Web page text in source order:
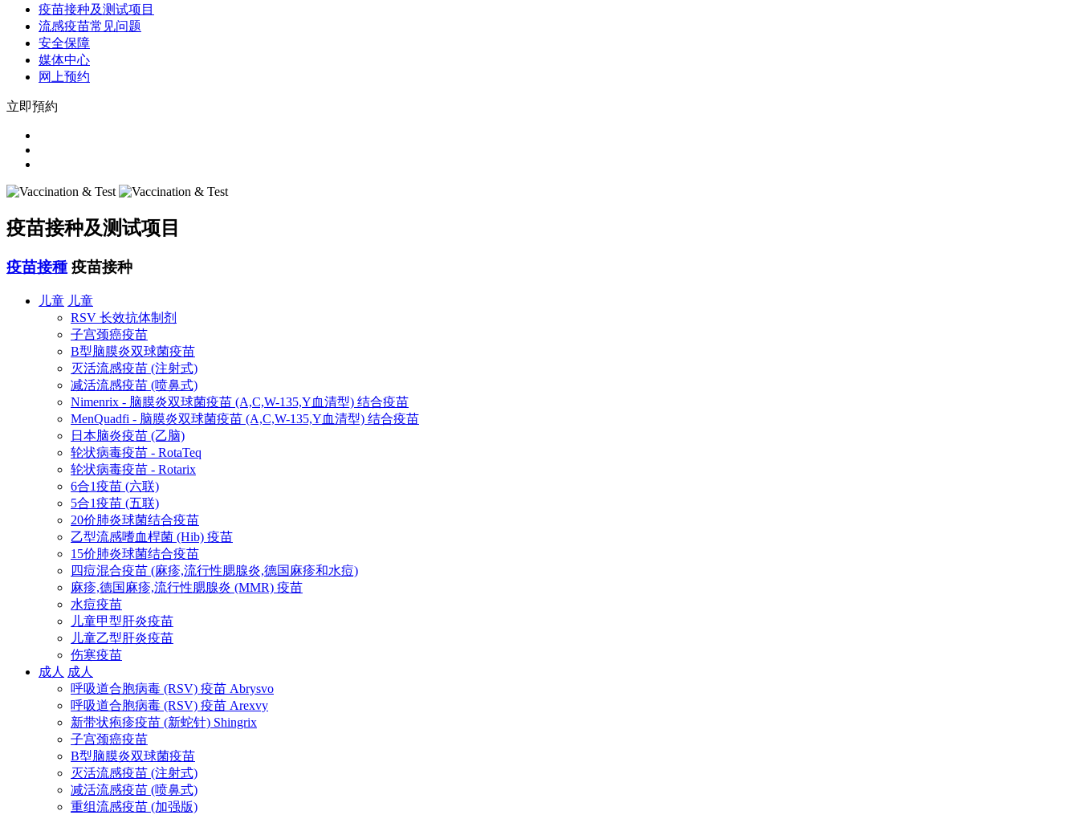
疫苗接种及测试项目
流感疫苗常见问题
安全保障
媒体中心
网上预约
立即預約
疫苗接种及测试项目
疫苗接種 疫苗接种
儿童 儿童
RSV 长效抗体制剂
子宫颈癌疫苗
B型脑膜炎双球菌疫苗
灭活流感疫苗 (注射式)
减活流感疫苗 (喷鼻式)
Nimenrix - 脑膜炎双球菌疫苗 (A,C,W-135,Y血清型) 结合疫苗
MenQuadfi - 脑膜炎双球菌疫苗 (A,C,W-135,Y血清型) 结合疫苗
日本脑炎疫苗 (乙脑)
轮状病毒疫苗 - RotaTeq
轮状病毒疫苗 - Rotarix
6合1疫苗 (六联)
5合1疫苗 (五联)
20价肺炎球菌结合疫苗
乙型流感嗜血桿菌 (Hib) 疫苗
15价肺炎球菌结合疫苗
四痘混合疫苗 (麻疹,流行性腮腺炎,德国麻疹和水痘)
麻疹,德国麻疹,流行性腮腺炎 (MMR) 疫苗
水痘疫苗
儿童甲型肝炎疫苗
儿童乙型肝炎疫苗
伤寒疫苗
成人 成人
呼吸道合胞病毒 (RSV) 疫苗 Abrysvo
呼吸道合胞病毒 (RSV) 疫苗 Arexvy
新带状疱疹疫苗 (新蛇针) Shingrix
子宫颈癌疫苗
B型脑膜炎双球菌疫苗
灭活流感疫苗 (注射式)
减活流感疫苗 (喷鼻式)
重组流感疫苗 (加强版)